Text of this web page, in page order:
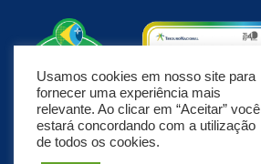
Usamos cookies em nosso site para
fornecer uma experiência mais
relevante. Ao clicar em “Aceitar” você
estará concordando com a utilização
de todos os cookies.